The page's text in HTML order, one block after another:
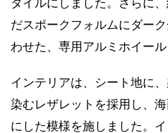
だスポークフォルムにダー
わせた、専用アルミホイール
インテリアは、シート地に
染むレザレットを採用し、
にした模様を施しました。